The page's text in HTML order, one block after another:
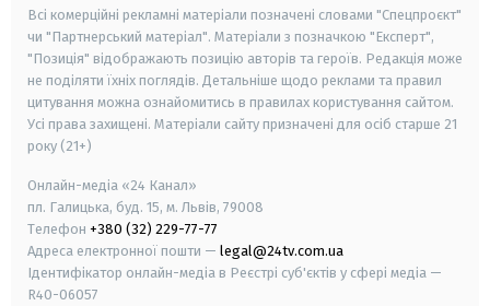
Всі комерційні рекламні матеріали позначені словами "Спецпроєкт"
чи "Партнерський матеріал". Матеріали з позначкою "Експерт",
"Позиція" відображають позицію авторів та героїв. Редакція може
не поділяти їхніх поглядів. Детальніше щодо реклами та правил
цитування можна ознайомитись в правилах користування сайтом.
Усі права захищені. Матеріали сайту призначені для осіб старше 21
року (21+)
Онлайн-медіа «24 Канал»
пл. Галицька, буд. 15, м. Львів, 79008
Телефон +380 (32) 229-77-77
Адреса електронної пошти — legal@24tv.com.ua
Ідентифікатор онлайн-медіа в Реєстрі суб'єктів у сфері медіа —
R40-06057